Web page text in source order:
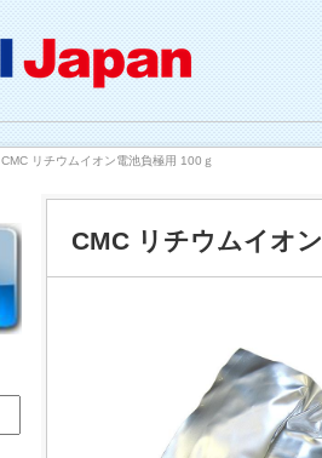
CMC リチウムイオン電池負極用 100ｇ
CMC リチウムイオ